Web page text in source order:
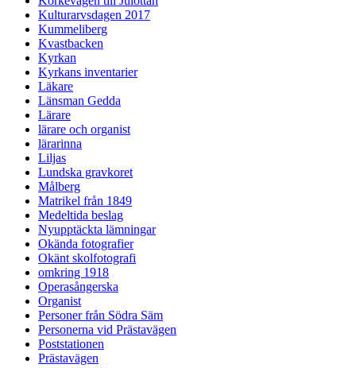
Kulturarvsdagen 2017
Kummeliberg
Kvastbacken
Kyrkan
Kyrkans inventarier
Läkare
Länsman Gedda
Lärare
lärare och organist
lärarinna
Liljas
Lundska gravkoret
Målberg
Matrikel från 1849
Medeltida beslag
Nyupptäckta lämningar
Okända fotografier
Okänt skolfotografi
omkring 1918
Operasångerska
Organist
Personer från Södra Säm
Personerna vid Prästavägen
Poststationen
Prästavägen